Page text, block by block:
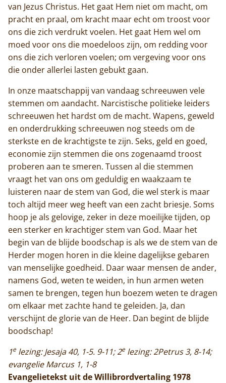
Actueel
Monnik worden
Contact
van Jezus Christus. Het gaat Hem niet om macht, om
pracht en praal, om kracht maar echt om troost voor
ons die zich verdrukt voelen. Het gaat Hem wel om
moed voor ons die moedeloos zijn, om redding voor
ons die zich verloren voelen; om vergeving voor ons
die onder allerlei lasten gebukt gaan.
In onze maatschappij van vandaag schreeuwen vele
stemmen om aandacht. Narcistische politieke leiders
schreeuwen het hardst om de macht. Wapens, geweld
en onderdrukking schreeuwen nog steeds om de
sterkste en de krachtigste te zijn. Seks, geld en goed,
economie zijn stemmen die ons zogenaamd troost
proberen aan te smeren. Tussen al die stemmen
vraagt het van ons om geduldig en waakzaam te
luisteren naar de stem van God, die wel sterk is maar
toch altijd meer weg heeft van een zacht briesje. Soms
hoop je als gelovige, zeker in deze moeilijke tijden, op
een sterker en krachtiger stem van God. Maar het
begin van de blijde boodschap is als we de stem van de
Herder mogen horen in die kleine dagelijkse gebaren
van menselijke goedheid. Daar waar mensen de ander,
namens God, weten te weiden, in hun armen weten
samen te brengen, tegen hun boezem weten te dragen
om elkaar met zachte hand te geleiden. Ja, dan
verschijnt de glorie van de Heer. Dan begint de blijde
boodschap!
1elezing: Jesaja 40, 1-5. 9-11; 2elezing: 2Petrus 3, 8-14;
evangelie Marcus 1, 1-8
Evangelietekst uit de Willibrordvertaling 1978